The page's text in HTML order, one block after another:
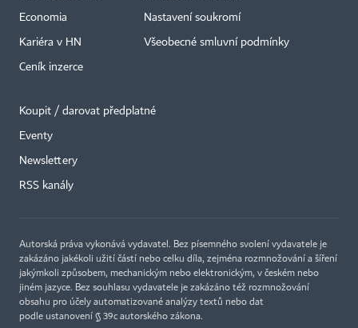
Economia
Kariéra v HN
Ceník inzerce
Nastavení soukromí
Všeobecné smluvní podmínky
Koupit / darovat předplatné
Eventy
Newslettery
RSS kanály
Autorská práva vykonává vydavatel. Bez písemného svolení vydavatele je
zakázáno jakékoli užití částí nebo celku díla, zejména rozmnožování a šíření
jakýmkoli způsobem, mechanickým nebo elektronickým, v českém nebo
jiném jazyce. Bez souhlasu vydavatele je zakázáno též rozmnožování
obsahu pro účely automatizované analýzy textů nebo dat
podle ustanovení § 39c autorského zákona.